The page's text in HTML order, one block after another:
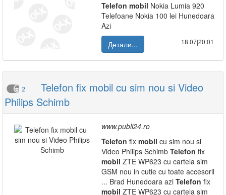
Telefon mobil Nokia Lumia 920
Telefoane Nokia 100 lei Hunedoara
Azi
Детали...
18.07|20:01
2
Telefon fix mobil cu sim nou si Video
Philips Schimb
www.publi24.ro
Telefon fix mobil cu sim nou si
Video Philips Schimb Telefon fix
mobil ZTE WP623 cu cartela sim
GSM nou in cutie cu toate accesoril
... Brad Hunedoara azi Telefon fix
mobil ZTE WP623 cu cartela sim